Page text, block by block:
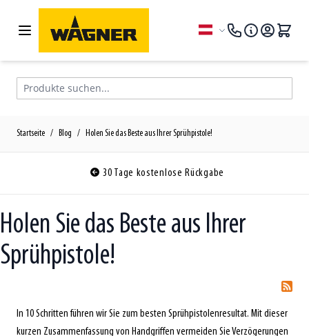
Zum Inhalt springen
Sprache
Produkte suchen...
Startseite / Blog / Holen Sie das Beste aus Ihrer Sprühpistole!
30 Tage kostenlose Rückgabe
Holen Sie das Beste aus Ihrer
Sprühpistole!
In 10 Schritten führen wir Sie zum besten Sprühpistolenresultat. Mit dieser
kurzen Zusammenfassung von Handgriffen vermeiden Sie Verzögerungen